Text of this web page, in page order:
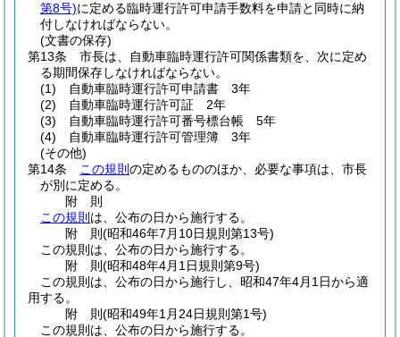
第8号)に定める臨時運行許可申請手数料を申請と同時に納
付しなければならない。
(文書の保存)
第13条
市長は、自動車臨時運行許可関係書類を、次に定め
る期間保存しなければならない。
(1)
自動車臨時運行許可申請書 3年
(2)
自動車臨時運行許可証 2年
(3)
自動車臨時運行許可番号標台帳 5年
(4)
自動車臨時運行許可管理簿 3年
(その他)
第14条
この規則 の定めるもののほか、必要な事項は、市長
が別に定める。
附 則
この規則 は、公布の日から施行する。
附 則(昭和46年7月10日規則第13号)
この規則は、公布の日から施行する。
附 則(昭和48年4月1日規則第9号)
この規則は、公布の日から施行し、昭和47年4月1日から適
用する。
附 則(昭和49年1月24日規則第1号)
この規則は、公布の日から施行する。